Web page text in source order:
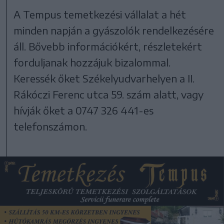
A Tempus temetkezési vállalat a hét
minden napján a gyászolók rendelkezésére
áll. Bővebb információkért, részletekért
forduljanak hozzájuk bizalommal.
Keressék őket Székelyudvarhelyen a II.
Rákóczi Ferenc utca 59. szám alatt, vagy
hívják őket a 0747 326 441-es
telefonszámon.